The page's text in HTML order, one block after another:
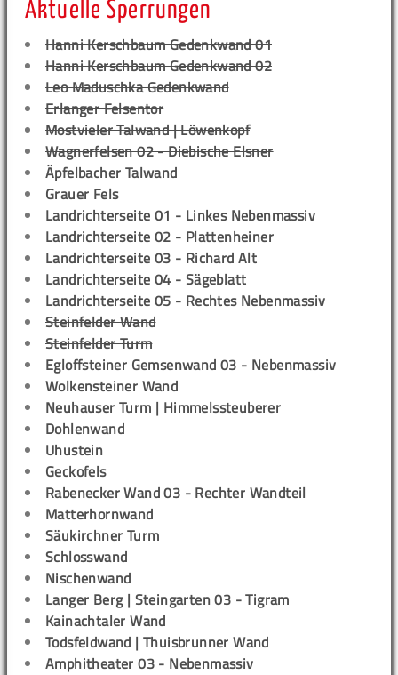
Aktuelle Sperrungen
Hanni Kerschbaum Gedenkwand 01
Hanni Kerschbaum Gedenkwand 02
Leo Maduschka Gedenkwand
Erlanger Felsentor
Mostvieler Talwand | Löwenkopf
Wagnerfelsen 02 - Diebische Elsner
Äpfelbacher Talwand
Grauer Fels
Landrichterseite 01 - Linkes Nebenmassiv
Landrichterseite 02 - Plattenheiner
Landrichterseite 03 - Richard Alt
Landrichterseite 04 - Sägeblatt
Landrichterseite 05 - Rechtes Nebenmassiv
Steinfelder Wand
Steinfelder Turm
Egloffsteiner Gemsenwand 03 - Nebenmassiv
Wolkensteiner Wand
Neuhauser Turm | Himmelssteuberer
Dohlenwand
Uhustein
Geckofels
Rabenecker Wand 03 - Rechter Wandteil
Matterhornwand
Säukirchner Turm
Schlosswand
Nischenwand
Langer Berg | Steingarten 03 - Tigram
Kainachtaler Wand
Todsfeldwand | Thuisbrunner Wand
Amphitheater 03 - Nebenmassiv